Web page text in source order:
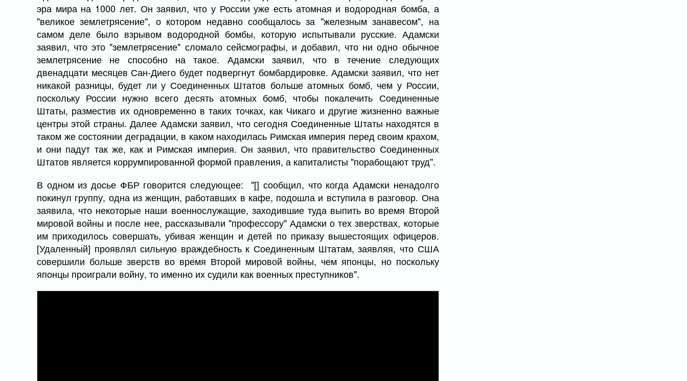
эра мира на 1000 лет. Он заявил, что у России уже есть атомная и водородная бомба, а
"великое землетрясение", о котором недавно сообщалось за "железным занавесом", на
самом деле было взрывом водородной бомбы, которую испытывали русские. Адамски
заявил, что это "землетрясение" сломало сейсмографы, и добавил, что ни одно обычное
землетрясение не способно на такое. Адамски заявил, что в течение следующих
двенадцати месяцев Сан-Диего будет подвергнут бомбардировке. Адамски заявил, что нет
никакой разницы, будет ли у Соединенных Штатов больше атомных бомб, чем у России,
поскольку России нужно всего десять атомных бомб, чтобы покалечить Соединенные
Штаты, разместив их одновременно в таких точках, как Чикаго и другие жизненно важные
центры этой страны. Далее Адамски заявил, что сегодня Соединенные Штаты находятся в
таком же состоянии деградации, в каком находилась Римская империя перед своим крахом,
и они падут так же, как и Римская империя. Он заявил, что правительство Соединенных
Штатов является коррумпированной формой правления, а капиталисты "порабощают труд".
В одном из досье ФБР говорится следующее: "[] сообщил, что когда Адамски ненадолго
покинул группу, одна из женщин, работавших в кафе, подошла и вступила в разговор. Она
заявила, что некоторые наши военнослужащие, заходившие туда выпить во время Второй
мировой войны и после нее, рассказывали "профессору" Адамски о тех зверствах, которые
им приходилось совершать, убивая женщин и детей по приказу вышестоящих офицеров.
[Удаленный] проявлял сильную враждебность к Соединенным Штатам, заявляя, что США
совершили больше зверств во время Второй мировой войны, чем японцы, но поскольку
японцы проиграли войну, то именно их судили как военных преступников".